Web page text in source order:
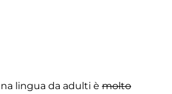
lingua da adulti è molto